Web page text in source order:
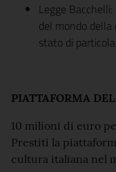
Legge
del mondo
stato di
PIATTAFORMA
10 milioni di euro
Prestiti la
cultura italiana nel